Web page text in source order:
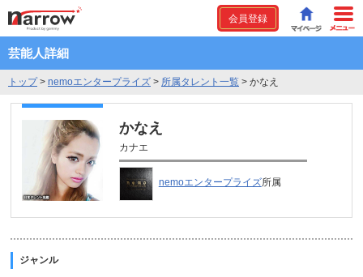
会員登録
芸能人詳細
トップ> nemoエンタープライズ > 所属タレント一覧 > かなえ
かなえ
カナエ
nemoエンタープライズ所属
ジャンル